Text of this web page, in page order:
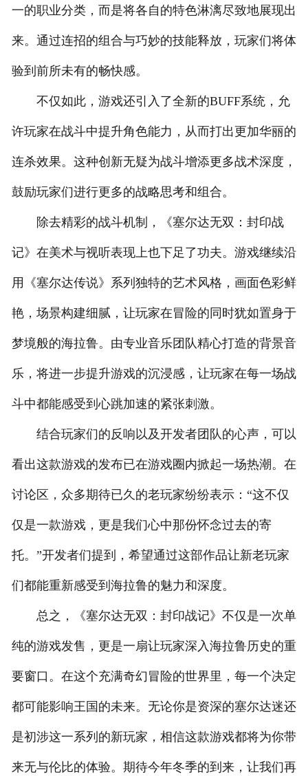
一的职业分类，而是将各自的特色淋漓尽致地展现出
来。通过连招的组合与巧妙的技能释放，玩家们将体
验到前所未有的畅快感。
不仅如此，游戏还引入了全新的BUFF系统，允
许玩家在战斗中提升角色能力，从而打出更加华丽的
连杀效果。这种创新无疑为战斗增添更多战术深度，
鼓励玩家们进行更多的战略思考和组合。
除去精彩的战斗机制，《塞尔达无双：封印战
记》在美术与视听表现上也下足了功夫。游戏继续沿
用《塞尔达传说》系列独特的艺术风格，画面色彩鲜
艳，场景构建细腻，让玩家在冒险的同时犹如置身于
梦境般的海拉鲁。由专业音乐团队精心打造的背景音
乐，将进一步提升游戏的沉浸感，让玩家在每一场战
斗中都能感受到心跳加速的紧张刺激。
结合玩家们的反响以及开发者团队的心声，可以
看出这款游戏的发布已在游戏圈内掀起一场热潮。在
讨论区，众多期待已久的老玩家纷纷表示：“这不仅
仅是一款游戏，更是我们心中那份怀念过去的寄
托。”开发者们提到，希望通过这部作品让新老玩家
们都能重新感受到海拉鲁的魅力和深度。
总之，《塞尔达无双：封印战记》不仅是一次单
纯的游戏发售，更是一扇让玩家深入海拉鲁历史的重
要窗口。在这个充满奇幻冒险的世界里，每一个决定
都可能影响王国的未来。无论你是资深的塞尔达迷还
是初涉这一系列的新玩家，相信这款游戏都将为你带
来无与伦比的体验。期待今年冬季的到来，让我们再